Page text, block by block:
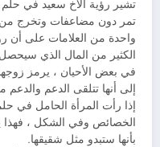
تشير رؤية الأخ سعيد في حلم
تمر دون مضاعفات وتخرج
واحدة من العلامات على أن
الكثير من المال الذي سيحصل
في بعض الأحيان ، يرمز
إلى أنها تتلقى الدعم والدعم
إذا رأت المرأة الحامل في
الخصائص وفي الشكل ، فهذا
بأنها ستبدو مثل شقيقها.